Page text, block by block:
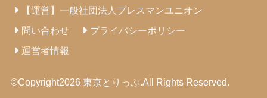
【運営】一般社団法人プレスマンユニオン
問い合わせ
プライバシーポリシー
運営者情報
©Copyright2026 東京とりっぷ.All Rights Reserved.